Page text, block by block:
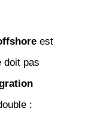
est
doit pas
: